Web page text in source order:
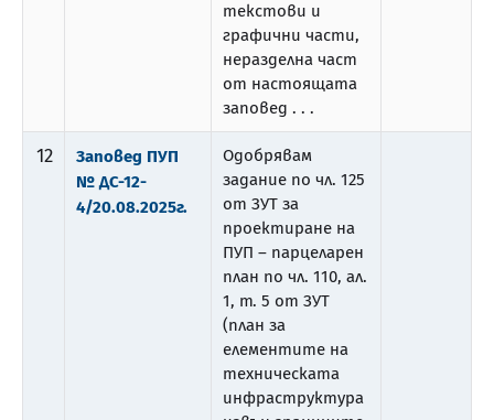
текстови и
графични части,
неразделна част
от настоящата
заповед . . .
12
Заповед ПУП
№ ДС-12-
4/20.08.2025г.
Одобрявам
задание по чл. 125
от ЗУТ за
проектиране на
ПУП – парцеларен
план по чл. 110, ал.
1, т. 5 от ЗУТ
(план за
елементите на
техническата
инфраструктура